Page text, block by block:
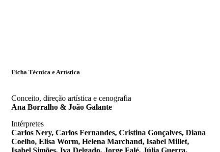
Ficha Técnica e Artística
Conceito, direção artística e cenografia
Ana Borralho & João Galante
Intérpretes
Carlos Nery, Carlos Fernandes, Cristina Gonçalves, Diana
Coelho, Elisa Worm, Helena Marchand, Isabel Millet,
Isabel Simões, Iva Delgado, Jorge Falé, Júlia Guerra,